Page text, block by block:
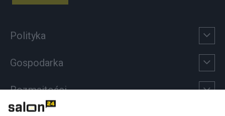
Polityka
Gospodarka
Rozmaitości